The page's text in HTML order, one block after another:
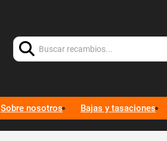
Buscar:
Sobre nosotros Bajas y tasaciones